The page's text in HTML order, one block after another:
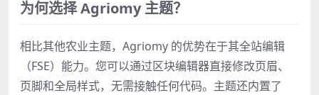
为何选择 Agriomy 主题？
相比其他农业主题，Agriomy 的优势在于其全站编辑
（FSE）能力。您可以通过区块编辑器直接修改页眉、
页脚和全局样式，无需接触任何代码。主题还内置了